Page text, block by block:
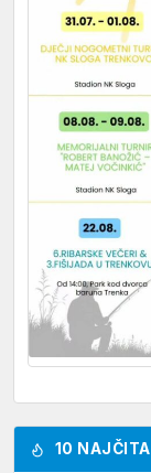
10